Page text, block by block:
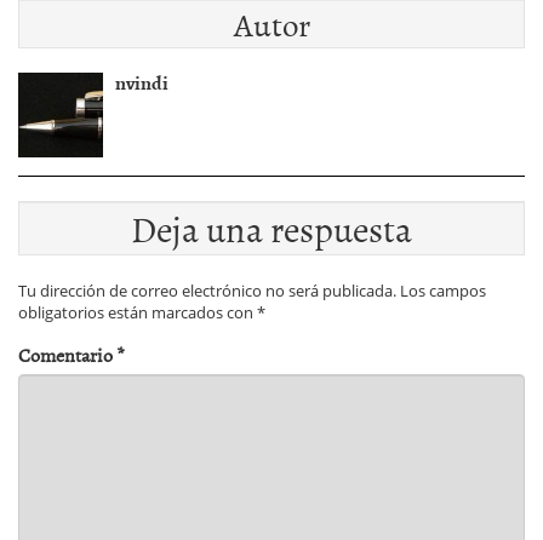
Autor
nvindi
Deja una respuesta
Tu dirección de correo electrónico no será publicada. Los campos
obligatorios están marcados con *
Comentario*